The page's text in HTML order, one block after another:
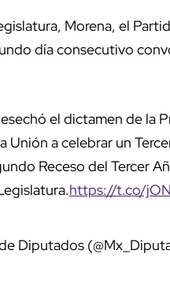
Morena, el
día consecutivo
el dictamen de la
Unión a celebrar un
Receso del Tercer
https://t.co/
Diputados